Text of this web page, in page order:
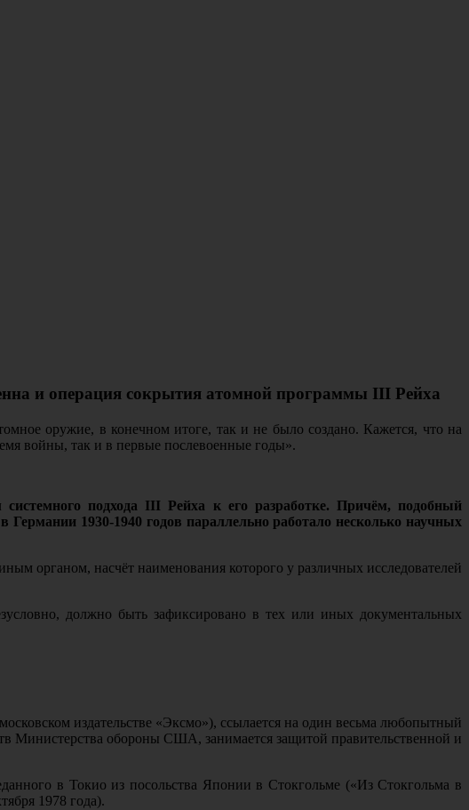
и операция сокрытия атомной программы III Рейха
оружие, в конечном итоге, так и не было создано. Кажется, что на
войны, так и в первые послевоенные годы».
подхода III Рейха к его разработке. Причём, подобный
1930-1940 годов параллельно работало несколько научных
органом, насчёт наименования которого у различных исследователей
должно быть зафиксировано в тех или иных документальных
издательстве «Эксмо»), ссылается на один весьма любопытный
Министерства обороны США, занимается защитой правительственной и
в Токио из посольства Японии в Стокгольме («Из Стокгольма в
1978 года).